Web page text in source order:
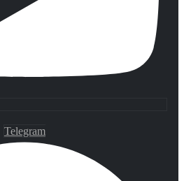
Telegram